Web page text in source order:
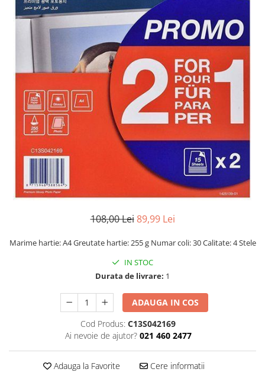
CANON
SUBLIMARE
EPSON
MEDII DE PRINTARE
HARTIE SUBLIMARE
HARTIE FOTO
PLOTERE
FLATBED
ECHIPAMENTE
CONSUMABILE
PRESE TERMICE
CONSUMABILE
108,00 Lei 89,99 Lei
Marime hartie: A4 Greutate hartie: 255 g Numar coli: 30 Calitate: 4 Stele
IN STOC
Durata de livrare: 1
ADAUGA IN COS
Cod Produs: C13S042169
Ai nevoie de ajutor? 021 460 2477
Adauga la Favorite Cere informatii